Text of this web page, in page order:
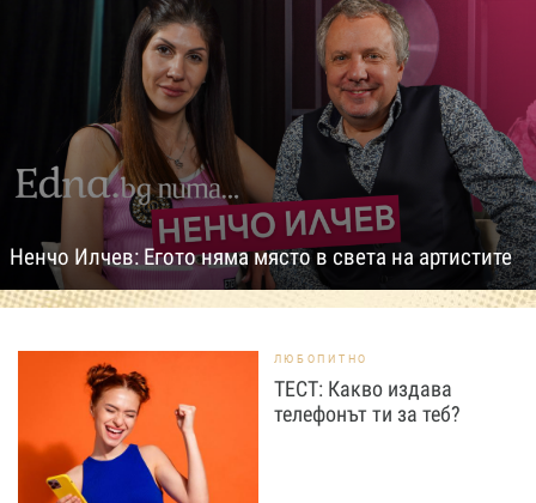
Ненчо Илчев: Егото няма място в света на артистите
ЛЮБОПИТНО
ТЕСТ: Какво издава
телефонът ти за теб?